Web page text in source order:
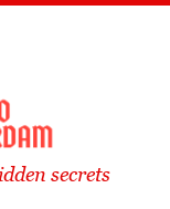
secrets